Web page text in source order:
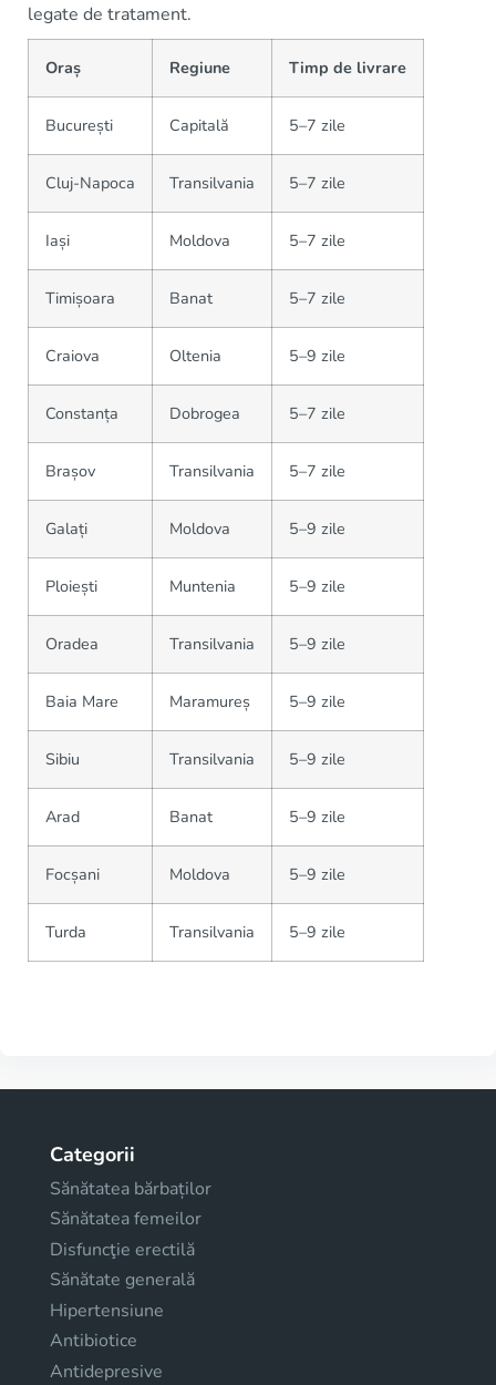
legate de tratament.
Oraș Regiune Timp de livrare
București Capitală 5–7 zile
Cluj-Napoca Transilvania 5–7 zile
Iași Moldova 5–7 zile
Timișoara Banat 5–7 zile
Craiova Oltenia 5–9 zile
Constanța Dobrogea 5–7 zile
Brașov Transilvania 5–7 zile
Galați Moldova 5–9 zile
Ploiești Muntenia 5–9 zile
Oradea Transilvania 5–9 zile
Baia Mare Maramureș 5–9 zile
Sibiu Transilvania 5–9 zile
Arad Banat 5–9 zile
Focșani Moldova 5–9 zile
Turda Transilvania 5–9 zile
Categorii
Sănătatea bărbaților
Sănătatea femeilor
Disfuncţie erectilă
Sănătate generală
Hipertensiune
Antibiotice
Antidepresive